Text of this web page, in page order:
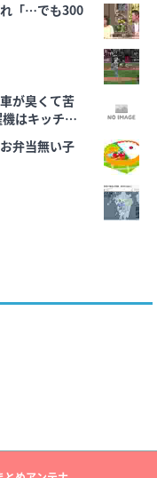
「…でも300
が臭くて苦
はキッチン
弁当無い子